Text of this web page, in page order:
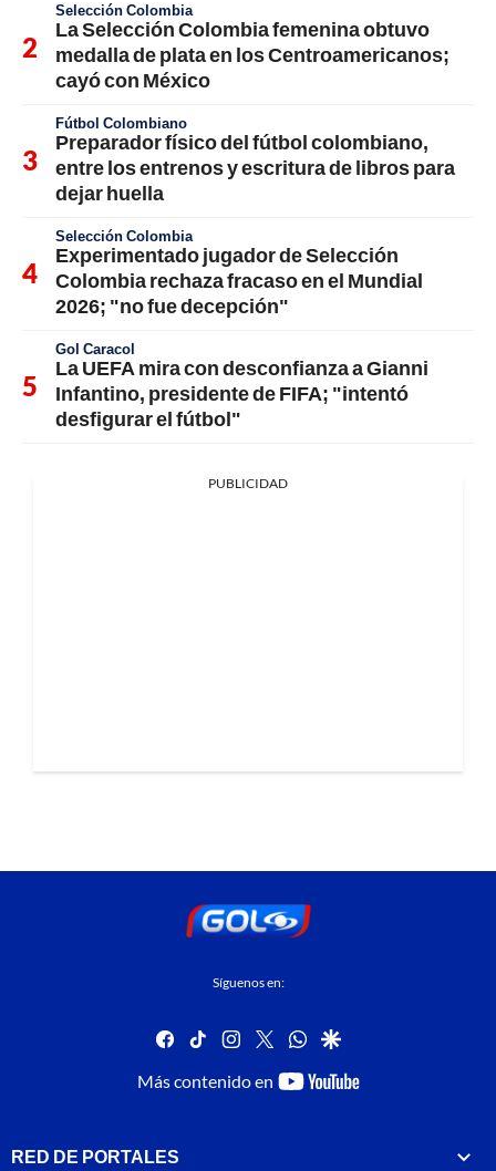
Selección Colombia
La Selección Colombia femenina obtuvo
medalla de plata en los Centroamericanos;
cayó con México
Fútbol Colombiano
Preparador físico del fútbol colombiano,
entre los entrenos y escritura de libros para
dejar huella
Selección Colombia
Experimentado jugador de Selección
Colombia rechaza fracaso en el Mundial
2026; "no fue decepción"
Gol Caracol
La UEFA mira con desconfianza a Gianni
Infantino, presidente de FIFA; "intentó
desfigurar el fútbol"
PUBLICIDAD
Síguenos en:
facebook
tiktok instagram
twitterwhatsapp
google
Más contenido en
youtube-
RED DE PORTALES